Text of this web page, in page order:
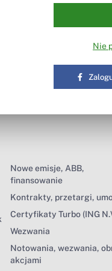
Nowe emisje, ABB,
finansowanie
Kontrakty, przetargi,
Certyfikaty Turbo (ING
Wezwania
Notowania, wezwania,
akcjami
Nie